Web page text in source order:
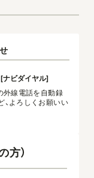
[ナビダイヤル]
外線電話を自動録
、よろしくお願いい
方）